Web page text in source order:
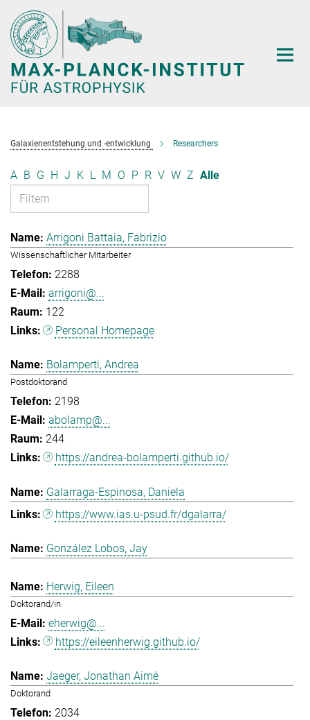
Hauptinhalt
Galaxienentstehung und -entwicklung Researchers
A B G H J K L M O P R V W Z Alle
Arrigoni Battaia, Fabrizio
Wissenschaftlicher Mitarbeiter
2288
arrigoni@...
122
Personal Homepage
Bolamperti, Andrea
Postdoktorand
2198
abolamp@...
244
https://andrea-bolamperti.github.io/
Galarraga-Espinosa, Daniela
https://www.ias.u-psud.fr/dgalarra/
González Lobos, Jay
Herwig, Eileen
Doktorand/in
eherwig@...
https://eileenherwig.github.io/
Jaeger, Jonathan Aimé
Doktorand
2034